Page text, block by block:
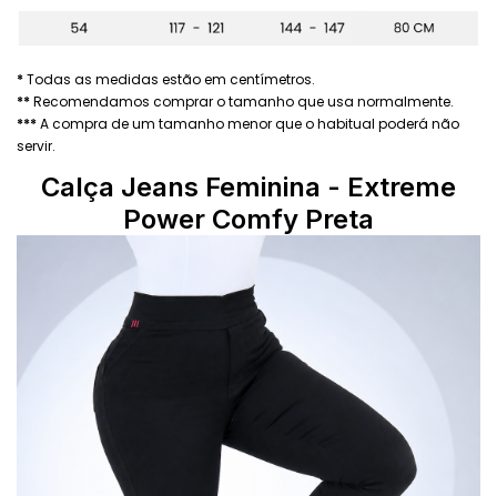
*Todas as medidas estão em centímetros.
**Recomendamos comprar o tamanho que usa normalmente.
***A compra de um tamanho menor que o habitual poderá não
servir.
Calça Jeans Feminina - Extreme
Power Comfy Preta